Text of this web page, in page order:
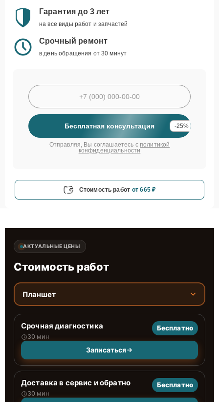
Гарантия до 3 лет
на все виды работ и запчастей
Срочный ремонт
в день обращения от 30 минут
Бесплатная консультация -25%
Отправляя, Вы соглашаетесь с политикой
конфиденциальности
Стоимость работ от 665 ₽
АКТУАЛЬНЫЕ ЦЕНЫ
Стоимость работ
Планшет
Срочная диагностика
30 мин
Бесплатно
Записаться
Доставка в сервис и обратно
30 мин
Бесплатно